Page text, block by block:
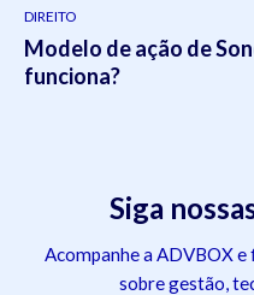
DIREITO
Modelo de ação de
funciona?
Siga
Acompanhe a ADVBOX
sobre gestão,